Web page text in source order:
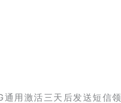
用激活三天后发送短信